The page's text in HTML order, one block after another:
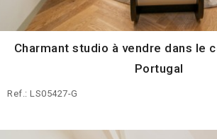
Charmant studio à vendre dans le
Portugal
Ref.: LS05427-G